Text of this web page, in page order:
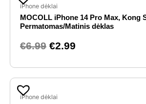
iPhone dėklai
MOCOLL iPhone 14 Pro Max, Kong
Permatomas/Matinis dėklas
€6.99
price
was:
€6.99.
€2.99
is:
€2.99.
iPhone dėklai